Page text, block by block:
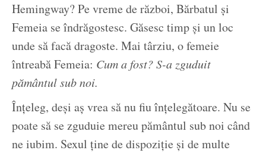
Hemingway? Pe vreme de război, Bărbatul și
Femeia se îndrăgostesc. Găsesc timp și un loc
unde să facă dragoste. Mai târziu, o femeie
întreabă Femeia: Cum a fost? S-a zguduit
pământul sub noi.
Înțeleg, deși aș vrea să nu fiu înțelegătoare. Nu se
poate să se zguduie mereu pământul sub noi când
ne iubim. Sexul ține de dispoziție și de multe